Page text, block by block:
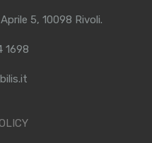
5, 10098 Rivoli.
1698